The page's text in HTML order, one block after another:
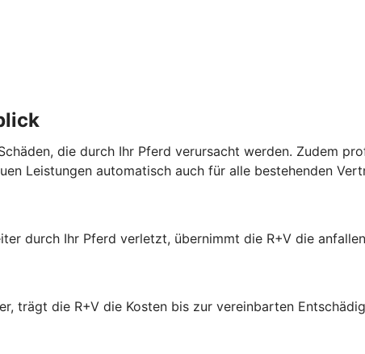
die durch Ihr Pferd verursacht werden. Zudem
Leistungen automatisch auch für alle bestehenden
durch Ihr Pferd verletzt, übernimmt die R+V die
trägt die R+V die Kosten bis zur vereinbarten